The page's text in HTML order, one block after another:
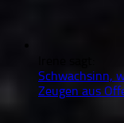
Schwachsinn,
Zeugen aus